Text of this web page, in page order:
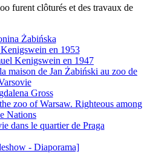
furent clôturés et des travaux de
- Diaporama]